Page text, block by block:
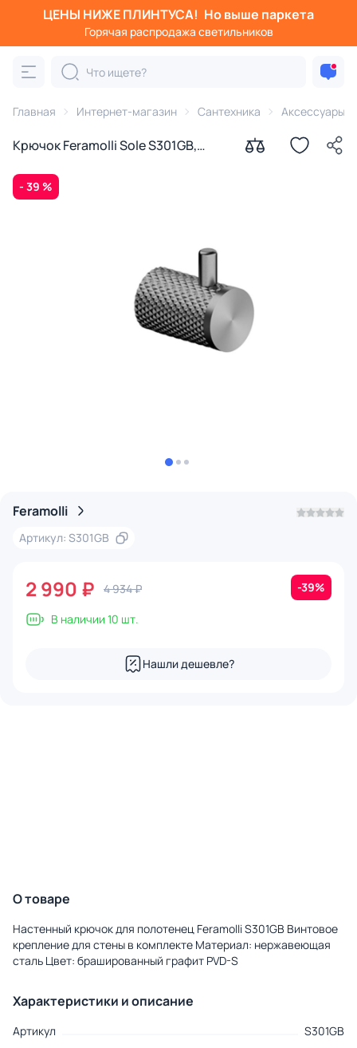
ЦЕНЫ НИЖЕ ПЛИНТУСА! Но выше паркета
Горячая распродажа светильников
Главная Интернет-магазин Сантехника Аксессуары
Крючок Feramolli Sole S301GB,
- 39 %
Feramolli
Артикул: S301GB
2 990 ₽ 4 934 ₽ -39%
В наличии 10 шт.
Нашли дешевле?
О товаре
Настенный крючок для полотенец Feramolli S301GB Винтовое
крепление для стены в комплекте Материал: нержавеющая
сталь Цвет: брашированный графит PVD-S
Характеристики и описание
Артикул
S301GB